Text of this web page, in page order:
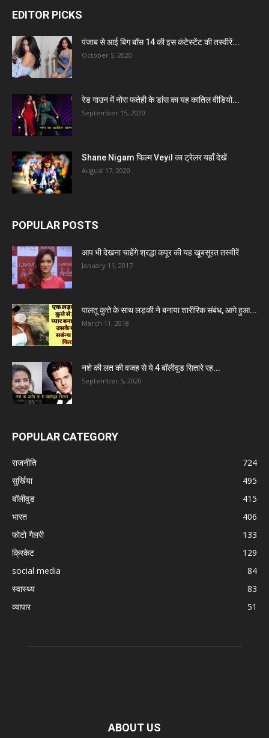
EDITOR PICKS
पंजाब से आई बिग बॉस 14 की इस कंटेस्टेंट की तस्वीरें...
October 5, 2020
रेड गाउन में नोरा फतेही के डांस का यह कातिल वीडियो...
September 15, 2020
Shane Nigam फिल्म Veyil का ट्रेलर यहाँ देखें
August 17, 2020
POPULAR POSTS
आप भी देखना चाहेंगे श्रद्धा कपूर की यह खूबसूरत तस्वीरें
January 11, 2017
पालतू कुत्ते के साथ लड़की ने बनाया शारीरिक संबंध, आगे हुआ...
March 11, 2018
नशे की लत की वजह से ये 4 बॉलीवुड सितारे रह...
September 5, 2020
POPULAR CATEGORY
राजनीति
724
सुर्खिया
495
बॉलीवुड
415
भारत
406
फोटो गैलरी
133
क्रिकेट
129
social media
84
स्वास्थ्य
83
व्यापार
51
ABOUT US